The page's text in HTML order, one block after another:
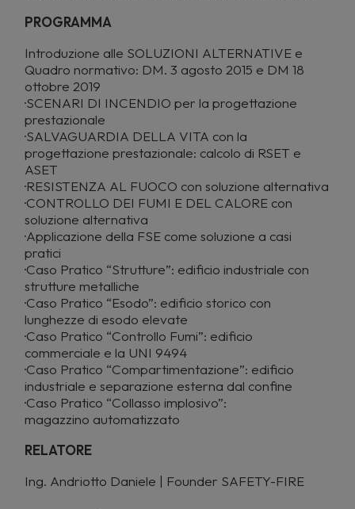
PROGRAMMA
Introduzione alle SOLUZIONI ALTERNATIVE e
Quadro normativo: DM. 3 agosto 2015 e DM 18
ottobre 2019
·SCENARI DI INCENDIO per la progettazione
prestazionale
·SALVAGUARDIA DELLA VITA con la
progettazione prestazionale: calcolo di RSET e
ASET
·RESISTENZA AL FUOCO con soluzione alternativa
·CONTROLLO DEI FUMI E DEL CALORE con
soluzione alternativa
·Applicazione della FSE come soluzione a casi
pratici
·Caso Pratico “Strutture”: edificio industriale con
strutture metalliche
·Caso Pratico “Esodo”: edificio storico con
lunghezze di esodo elevate
·Caso Pratico “Controllo Fumi”: edificio
commerciale e la UNI 9494
·Caso Pratico “Compartimentazione”: edificio
industriale e separazione esterna dal confine
·Caso Pratico “Collasso implosivo”:
magazzino automatizzato
RELATORE
Ing. Andriotto Daniele | Founder SAFETY-FIRE